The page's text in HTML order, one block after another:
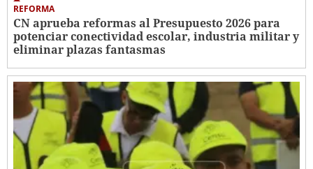
REFORMA
CN aprueba reformas al Presupuesto 2026 para
potenciar conectividad escolar, industria militar y
eliminar plazas fantasmas